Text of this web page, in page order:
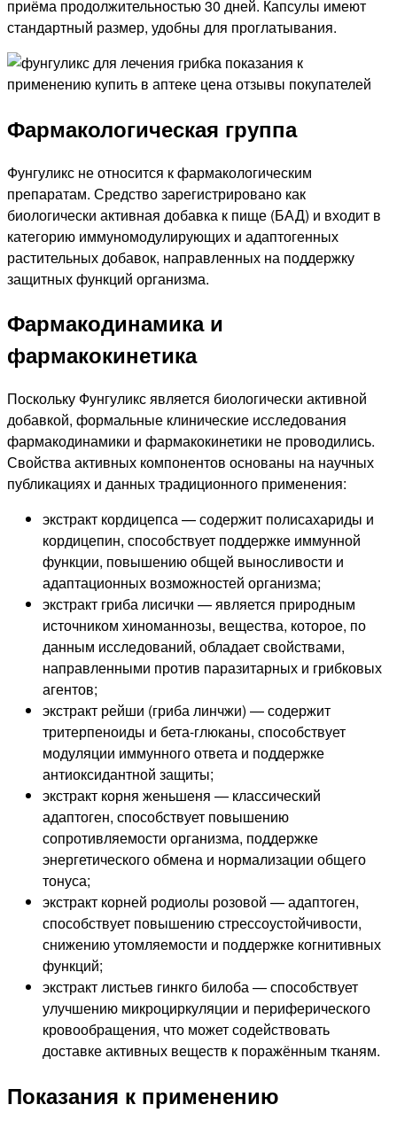
приёма продолжительностью 30 дней. Капсулы имеют
стандартный размер, удобны для проглатывания.
Фармакологическая группа
Фунгуликс не относится к фармакологическим
препаратам. Средство зарегистрировано как
биологически активная добавка к пище (БАД) и входит в
категорию иммуномодулирующих и адаптогенных
растительных добавок, направленных на поддержку
защитных функций организма.
Фармакодинамика и
фармакокинетика
Поскольку Фунгуликс является биологически активной
добавкой, формальные клинические исследования
фармакодинамики и фармакокинетики не проводились.
Свойства активных компонентов основаны на научных
публикациях и данных традиционного применения:
экстракт кордицепса — содержит полисахариды и
кордицепин, способствует поддержке иммунной
функции, повышению общей выносливости и
адаптационных возможностей организма;
экстракт гриба лисички — является природным
источником хиноманнозы, вещества, которое, по
данным исследований, обладает свойствами,
направленными против паразитарных и грибковых
агентов;
экстракт рейши (гриба линчжи) — содержит
тритерпеноиды и бета-глюканы, способствует
модуляции иммунного ответа и поддержке
антиоксидантной защиты;
экстракт корня женьшеня — классический
адаптоген, способствует повышению
сопротивляемости организма, поддержке
энергетического обмена и нормализации общего
тонуса;
экстракт корней родиолы розовой — адаптоген,
способствует повышению стрессоустойчивости,
снижению утомляемости и поддержке когнитивных
функций;
экстракт листьев гинкго билоба — способствует
улучшению микроциркуляции и периферического
кровообращения, что может содействовать
доставке активных веществ к поражённым тканям.
Показания к применению